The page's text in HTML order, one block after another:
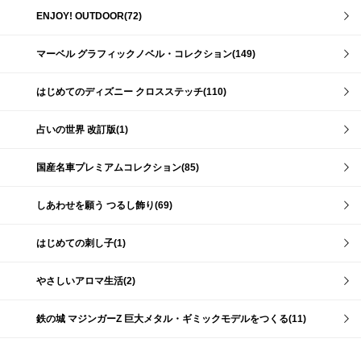
ENJOY! OUTDOOR(72)
マーベル グラフィックノベル・コレクション(149)
はじめてのディズニー クロスステッチ(110)
占いの世界 改訂版(1)
国産名車プレミアムコレクション(85)
しあわせを願う つるし飾り(69)
はじめての刺し子(1)
やさしいアロマ生活(2)
鉄の城 マジンガーZ 巨大メタル・ギミックモデルをつくる(11)